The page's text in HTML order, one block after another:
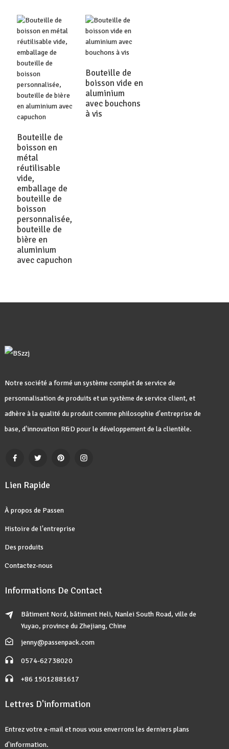
Bouteille de
boisson en
métal
réutilisable
vide,
emballage de
bouteille de
boisson
personnalisée,
bouteille de
bière en
aluminium
avec capuchon
Bouteille de
boisson vide en
aluminium
avec bouchons
à vis
Notre société a formé un système complet de service de
personnalisation de produits et un système de service client, et
adhère à la qualité du produit comme philosophie d'entreprise de
base, d'innovation R&D pour le développement de la clientèle.
Lien Rapide
À propos de Passen
Histoire de l'entreprise
Des produits
Contactez-nous
Informations De Contact
Bâtiment Nord, bâtiment Heli, Nanlei South Road, ville de
Yuyao, province du Zhejiang, Chine
jenny@passenpack.com
0574-62738020
+86 15012881617
Lettres D'information
Entrez votre e-mail et nous vous enverrons les derniers plans
d'information.